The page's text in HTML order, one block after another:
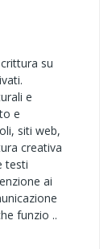
su
e
e
siti web,
creativa
testi
ai
funzio ..